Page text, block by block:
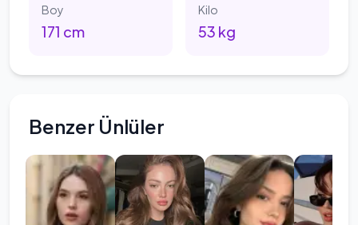
Boy
171 cm
Kilo
53 kg
Benzer Ünlüler